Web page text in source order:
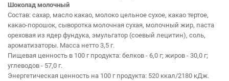
Шоколад молочный
Состав: сахар, масло какао, молоко цельное сухое, какао тертое,
какао-порошок, сыворотка молочная сухая, молочный жир, паста
ореховая из ядер фундука, эмульгатор (соевый лецитин), соль,
ароматизаторы. Масса нетто 3,5 г.
Пищевая ценность в 100 г продукта: белков - 6,0 г; жиров - 30,0 г;
углеводов - 57,0 г.
Энергетическая ценность на 100 г продукта: 520 ккал/2180 кДж.